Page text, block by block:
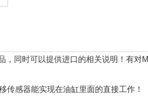
，同时可以提供进口的相关说明！有对
传感器能实现在油缸里面的直接工作！